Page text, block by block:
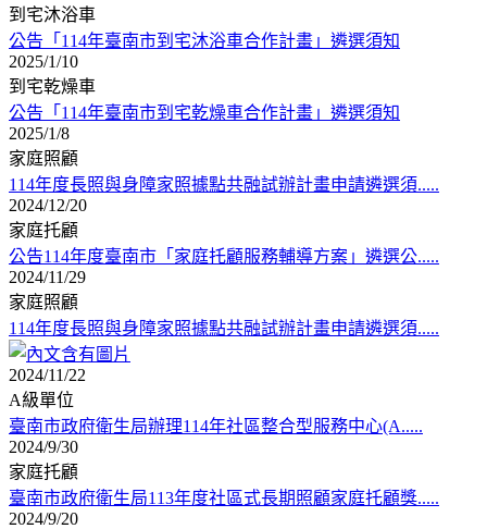
到宅沐浴車
公告「114年臺南市到宅沐浴車合作計畫」遴選須知
2025/1/10
到宅乾燥車
公告「114年臺南市到宅乾燥車合作計畫」遴選須知
2025/1/8
家庭照顧
114年度長照與身障家照據點共融試辦計畫申請遴選須.....
2024/12/20
家庭托顧
公告114年度臺南市「家庭托顧服務輔導方案」遴選公.....
2024/11/29
家庭照顧
114年度長照與身障家照據點共融試辦計畫申請遴選須.....
2024/11/22
A級單位
臺南市政府衛生局辦理114年社區整合型服務中心(A.....
2024/9/30
家庭托顧
臺南市政府衛生局113年度社區式長期照顧家庭托顧獎.....
2024/9/20